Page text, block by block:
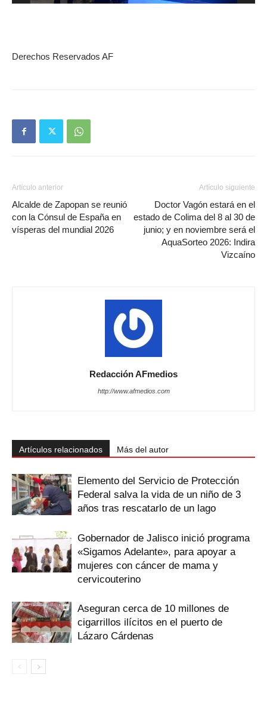
Derechos Reservados AF
Artículo anterior
Alcalde de Zapopan se reunió
con la Cónsul de España en
vísperas del mundial 2026
Artículo siguiente
Doctor Vagón estará en el
estado de Colima del 8 al 30 de
junio; y en noviembre será el
AquaSorteo 2026: Indira
Vizcaíno
Redacción AFmedios
http://www.afmedios.com
Artículos relacionados Más del autor
Elemento del Servicio de Protección
Federal salva la vida de un niño de 3
años tras rescatarlo de un lago
Gobernador de Jalisco inició programa
«Sigamos Adelante», para apoyar a
mujeres con cáncer de mama y
cervicouterino
Aseguran cerca de 10 millones de
cigarrillos ilícitos en el puerto de
Lázaro Cárdenas